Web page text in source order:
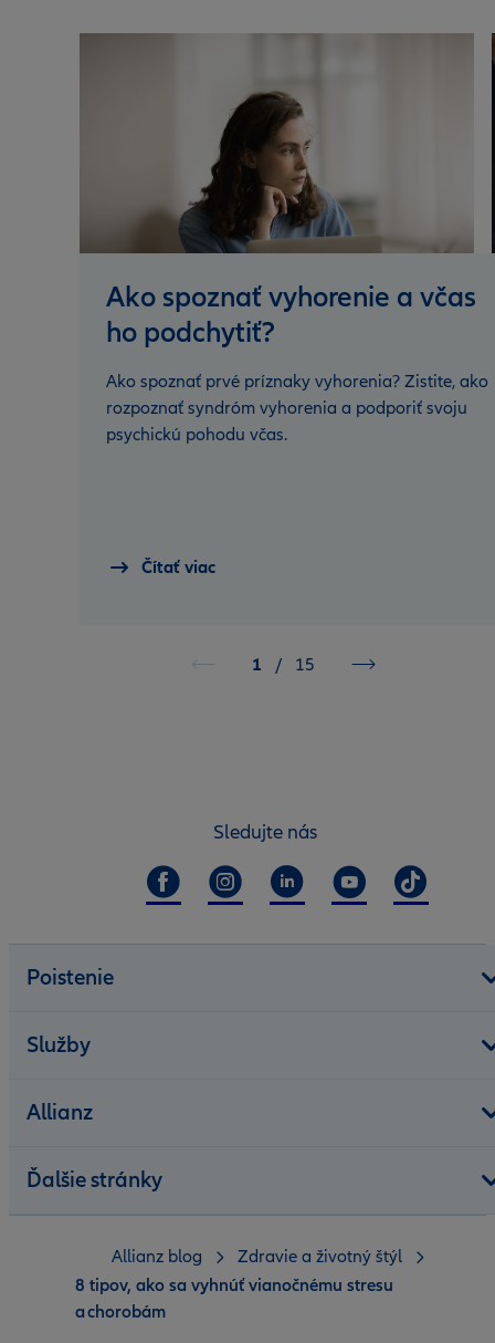
Ako spoznať vyhorenie a včas
ho podchytiť?
Ako spoznať prvé príznaky vyhorenia? Zistite, ako
rozpoznať syndróm vyhorenia a podporiť svoju
psychickú pohodu včas.
Čítať viac
1 / 15
Sledujte nás
Poistenie
Služby
Allianz
Ďalšie stránky
Allianz blog
Zdravie a životný štýl
8 tipov, ako sa vyhnúť vianočnému stresu
a chorobám